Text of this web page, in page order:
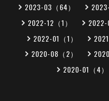
2023-03（64）
2022-12（1）
2022-
2022-01（1）
2020-08（2）
2020-01（4）